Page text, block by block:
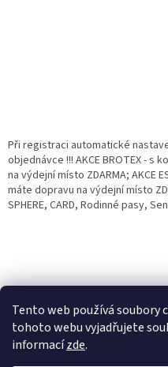
Tento web používá soubory
tohoto webu vyjadřujete
informacízde.
Při registraci automatické
objednávce !!! AKCE BROTEX - s
na výdejní místo ZDARMA; AKCE
máte dopravu na výdejní místo
SPHERE, CARD, Rodinné pasy,